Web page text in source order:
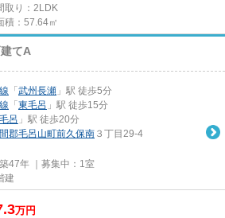
取り：2LDK
積：57.64㎡
てA
「 武州長瀬 」駅 徒歩5分
「 東毛呂 」駅 徒歩15分
毛呂 」駅 徒歩20分
郡毛呂山町前久保南 ３丁目29-4
47年 ｜募集中： 1室
建
万円